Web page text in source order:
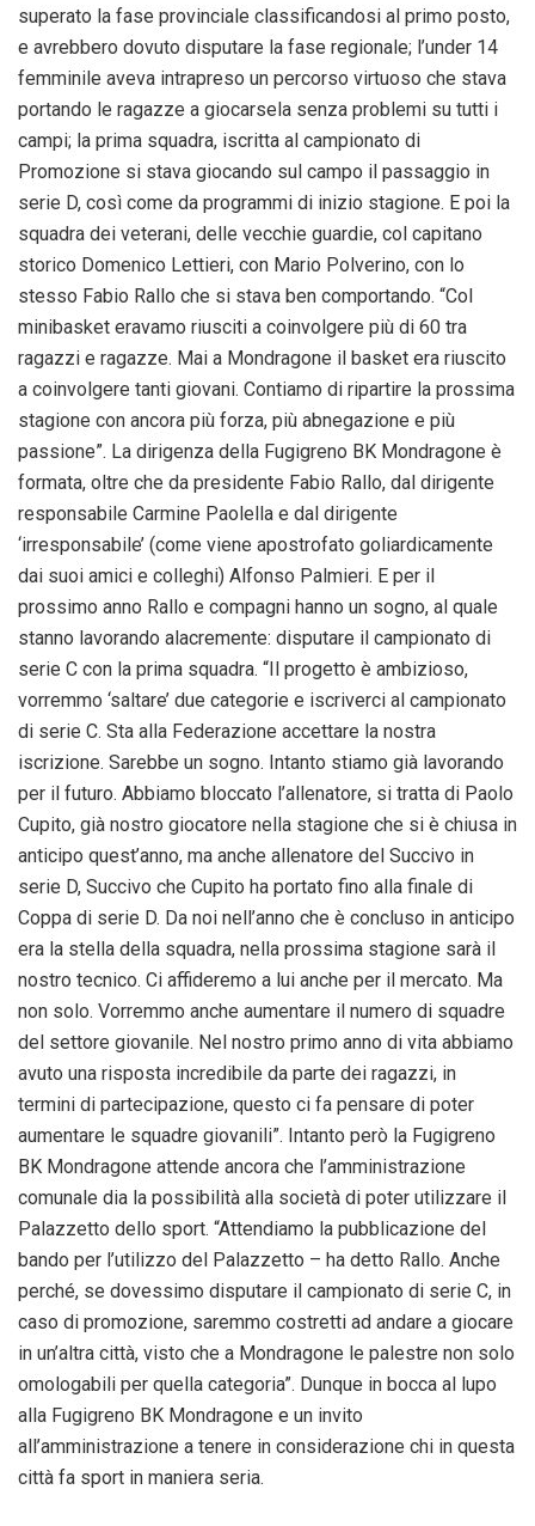
superato la fase provinciale classificandosi al primo posto,
e avrebbero dovuto disputare la fase regionale; l’under 14
femminile aveva intrapreso un percorso virtuoso che stava
portando le ragazze a giocarsela senza problemi su tutti i
campi; la prima squadra, iscritta al campionato di
Promozione si stava giocando sul campo il passaggio in
serie D, così come da programmi di inizio stagione. E poi la
squadra dei veterani, delle vecchie guardie, col capitano
storico Domenico Lettieri, con Mario Polverino, con lo
stesso Fabio Rallo che si stava ben comportando. “Col
minibasket eravamo riusciti a coinvolgere più di 60 tra
ragazzi e ragazze. Mai a Mondragone il basket era riuscito
a coinvolgere tanti giovani. Contiamo di ripartire la prossima
stagione con ancora più forza, più abnegazione e più
passione”. La dirigenza della Fugigreno BK Mondragone è
formata, oltre che da presidente Fabio Rallo, dal dirigente
responsabile Carmine Paolella e dal dirigente
‘irresponsabile’ (come viene apostrofato goliardicamente
dai suoi amici e colleghi) Alfonso Palmieri. E per il
prossimo anno Rallo e compagni hanno un sogno, al quale
stanno lavorando alacremente: disputare il campionato di
serie C con la prima squadra. “Il progetto è ambizioso,
vorremmo ‘saltare’ due categorie e iscriverci al campionato
di serie C. Sta alla Federazione accettare la nostra
iscrizione. Sarebbe un sogno. Intanto stiamo già lavorando
per il futuro. Abbiamo bloccato l’allenatore, si tratta di Paolo
Cupito, già nostro giocatore nella stagione che si è chiusa in
anticipo quest’anno, ma anche allenatore del Succivo in
serie D, Succivo che Cupito ha portato fino alla finale di
Coppa di serie D. Da noi nell’anno che è concluso in anticipo
era la stella della squadra, nella prossima stagione sarà il
nostro tecnico. Ci affideremo a lui anche per il mercato. Ma
non solo. Vorremmo anche aumentare il numero di squadre
del settore giovanile. Nel nostro primo anno di vita abbiamo
avuto una risposta incredibile da parte dei ragazzi, in
termini di partecipazione, questo ci fa pensare di poter
aumentare le squadre giovanili”. Intanto però la Fugigreno
BK Mondragone attende ancora che l’amministrazione
comunale dia la possibilità alla società di poter utilizzare il
Palazzetto dello sport. “Attendiamo la pubblicazione del
bando per l’utilizzo del Palazzetto – ha detto Rallo. Anche
perché, se dovessimo disputare il campionato di serie C, in
caso di promozione, saremmo costretti ad andare a giocare
in un’altra città, visto che a Mondragone le palestre non solo
omologabili per quella categoria”. Dunque in bocca al lupo
alla Fugigreno BK Mondragone e un invito
all’amministrazione a tenere in considerazione chi in questa
città fa sport in maniera seria.